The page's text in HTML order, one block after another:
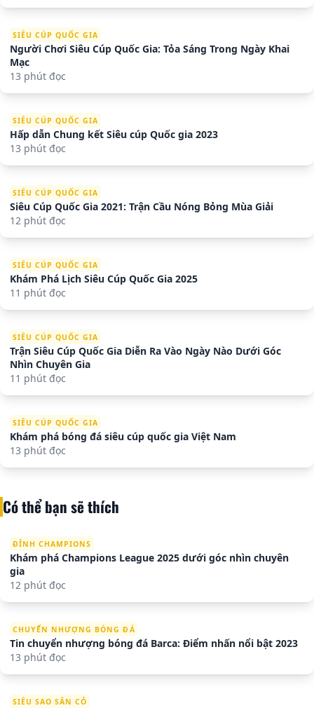
SIÊU CÚP QUỐC GIA
Người Chơi Siêu Cúp Quốc Gia: Tỏa Sáng Trong Ngày Khai
Mạc
13 phút đọc
SIÊU CÚP QUỐC GIA
Hấp dẫn Chung kết Siêu cúp Quốc gia 2023
13 phút đọc
SIÊU CÚP QUỐC GIA
Siêu Cúp Quốc Gia 2021: Trận Cầu Nóng Bỏng Mùa Giải
12 phút đọc
SIÊU CÚP QUỐC GIA
Khám Phá Lịch Siêu Cúp Quốc Gia 2025
11 phút đọc
SIÊU CÚP QUỐC GIA
Trận Siêu Cúp Quốc Gia Diễn Ra Vào Ngày Nào Dưới Góc
Nhìn Chuyên Gia
11 phút đọc
SIÊU CÚP QUỐC GIA
Khám phá bóng đá siêu cúp quốc gia Việt Nam
13 phút đọc
Có thể bạn sẽ thích
ĐỈNH CHAMPIONS
Khám phá Champions League 2025 dưới góc nhìn chuyên
gia
12 phút đọc
CHUYỂN NHƯỢNG BÓNG ĐÁ
Tin chuyển nhượng bóng đá Barca: Điểm nhấn nổi bật 2023
13 phút đọc
SIÊU SAO SÂN CỎ